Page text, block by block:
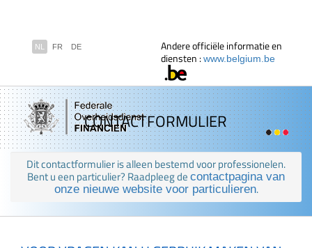
NL FR DE
Andere officiële informatie en
diensten :www.belgium.be
CONTACTFORMULIER
Dit contactformulier is alleen bestemd voor professionelen.
Bent u een particulier? Raadpleeg de contactpagina van
onze nieuwe website voor particulieren.